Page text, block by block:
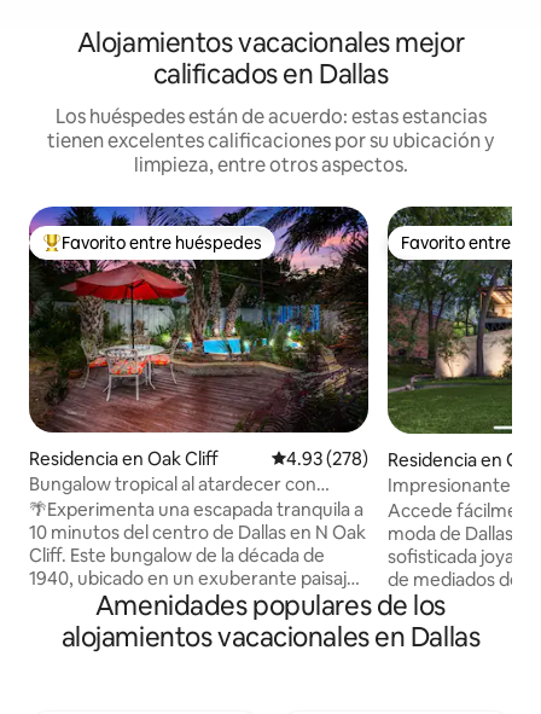
Alojamientos vacacionales mejor
calificados en Dallas
Los huéspedes están de acuerdo: estas estancias
tienen excelentes calificaciones por su ubicación y
limpieza, entre otros aspectos.
De los mejores en Favorito entre huéspedes
Favorito entre huéspedes
Residencia en Oak Cliff Calificación promedio: 4.93 de
4.93 (278)
Bungalow tropical al atardecer con
piscina y jacuzzi
🌴Experimenta una escapada tranquila a
10 minutos del centro de Dallas en N Oak
Cliff. Este bungalow de la década de
1940, ubicado en un exuberante paisaje
tropical, ofrece una bañera de
hidromasaje y piscina privadas, una gran
terraza y una sala tiki, tu puerta de
Favorito entre
Favorito entre
Residencia en
Impresionante
árbol a 15
Accede
moda de Dallas,
sofisticada joya
de mediados de
vistas elevadas
árboles y lo
y exteriores.
Amenidades populares de los
alojamientos vacacionales en Dallas